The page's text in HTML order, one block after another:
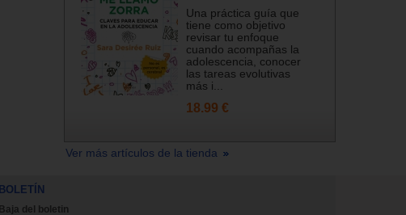
Una práctica guía que
tiene como objetivo
revisar tu enfoque
cuando acompañas la
adolescencia, conocer
las tareas evolutivas
más i...
18.99 €
Ver más artículos de la tienda
BOLETÍN
Baja del boletin